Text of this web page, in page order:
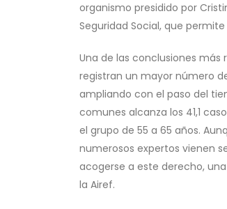
organismo presidido por
Seguridad Social, que
Una de las conclusiones más
registran un mayor número
ampliando con el paso del
comunes alcanza los 41,1
el grupo de 55 a 65 años.
numerosos expertos vienen
acogerse a este derecho,
la Airef.